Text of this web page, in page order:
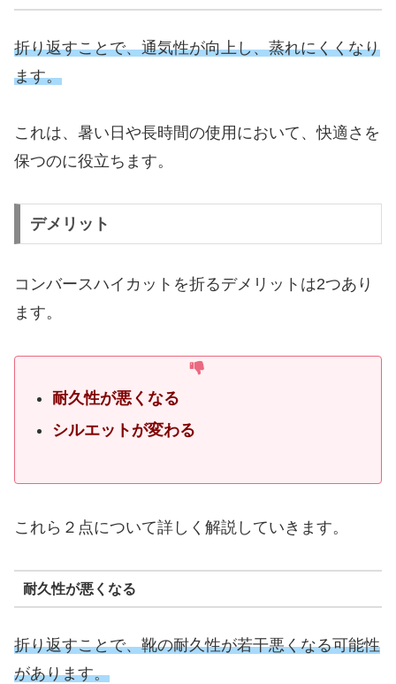
折り返すことで、通気性が向上し、蒸れにくくなり
ます。
これは、暑い日や長時間の使用において、快適さを
保つのに役立ちます。
デメリット
コンバースハイカットを折るデメリットは2つあり
ます。
耐久性が悪くなる
シルエットが変わる
これら２点について詳しく解説していきます。
耐久性が悪くなる
折り返すことで、靴の耐久性が若干悪くなる可能性
があります。